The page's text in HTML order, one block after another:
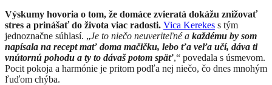
Výskumy hovoria o tom, že domáce zvieratá dokážu znižovať
stres a prinášať do života viac radosti. Vica Kerekes s tým
jednoznačne súhlasí. „Je to niečo neuveriteľné a každému by som
napísala na recept mať doma mačičku, lebo ťa veľa učí, dáva ti
vnútornú pohodu a ty to dávaš potom späť,“ povedala s úsmevom.
Pocit pokoja a harmónie je pritom podľa nej niečo, čo dnes mnohým
ľuďom chýba.